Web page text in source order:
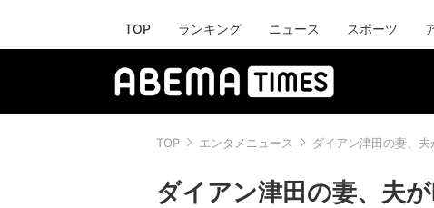
TOP ランキング ニュース スポーツ
TOP エンタメニュース ダイアン津田の妻、
ダイアン津田の妻、夫